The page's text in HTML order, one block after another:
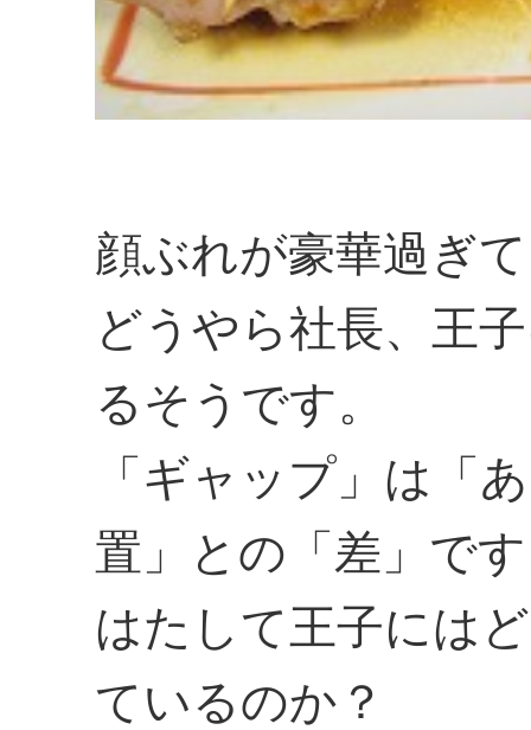
顔ぶれが豪華過ぎ
どうやら社長、王
るそうです。
「ギャップ」は「
置」との「差」で
はたして王子には
ているのか？